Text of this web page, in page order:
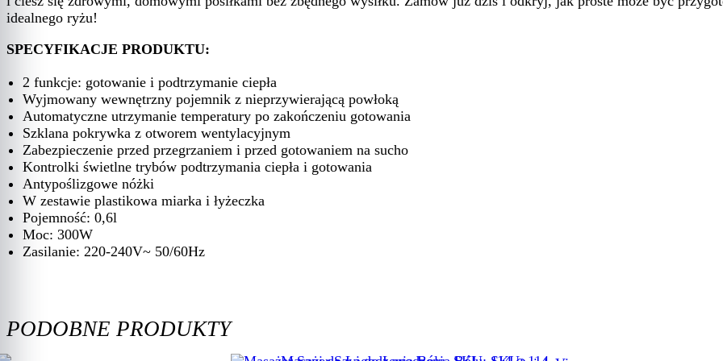
idealnego ryżu!
SPECYFIKACJE PRODUKTU:
2 funkcje: gotowanie i podtrzymanie ciepła
Wyjmowany wewnętrzny pojemnik z nieprzywierającą powłoką
Automatyczne utrzymanie temperatury po zakończeniu gotowania
Szklana pokrywka z otworem wentylacyjnym
Zabezpieczenie przed przegrzaniem i przed gotowaniem na sucho
Kontrolki świetlne trybów podtrzymania ciepła i gotowania
Antypoślizgowe nóżki
W zestawie plastikowa miarka i łyżeczka
Pojemność: 0,6l
Moc: 300W
Zasilanie: 220-240V~ 50/60Hz
PODOBNE PRODUKTY